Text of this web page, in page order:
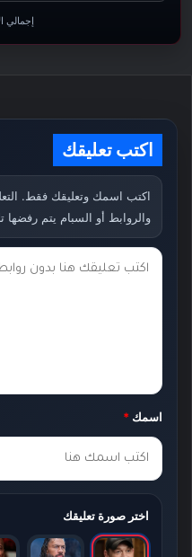
إجمالي
اكتب تعليقك
اكتب اسمك وتعليقك فقط.
والروابط أو السبام يتم رفضها
ت
ك
*
اسمك *
اختر صورة تعليقك